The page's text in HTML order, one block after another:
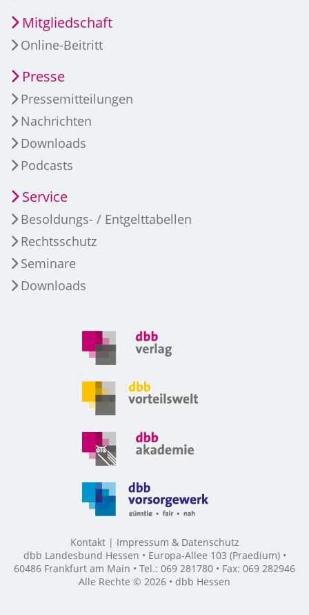
Mitgliedschaft
Online-Beitritt
Presse
Pressemitteilungen
Nachrichten
Downloads
Podcasts
Service
Besoldungs- / Entgelttabellen
Rechtsschutz
Seminare
Downloads
Kontakt
Impressum & Datenschutz
dbb Landesbund Hessen • Europa-Allee 103 (Praedium) •
60486 Frankfurt am Main • Tel.: 069 281780 • Fax: 069 282946
Alle Rechte © 2026 • dbb Hessen